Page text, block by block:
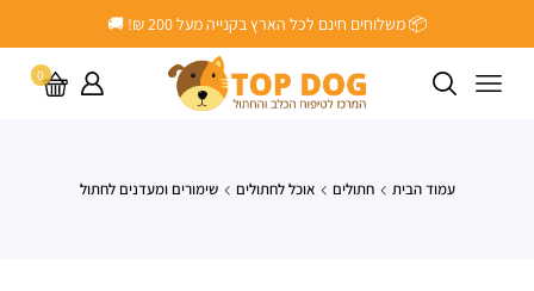
📦 משלוחים חינם לכל הארץ בקנייה מעל ‎200 ₪! 🚚
0
עמוד הבית חתולים אוכל לחתולים שימורים ומעדנים לחתול